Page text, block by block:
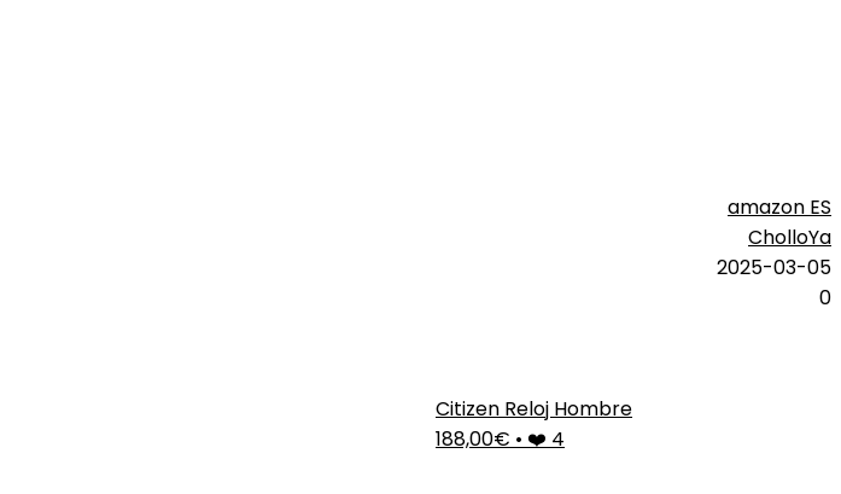
amazon ES
CholloYa
2025-03-05
0
Citizen Reloj Hombre
188,00€ • ❤️ 4